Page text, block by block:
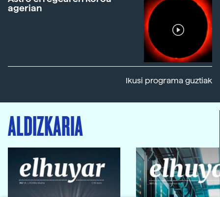
agerian
Ikusi programa guztiak
ALDIZKARIA